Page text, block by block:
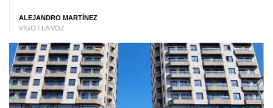
ALEJANDRO MARTÍNEZ
VIGO / LA VOZ